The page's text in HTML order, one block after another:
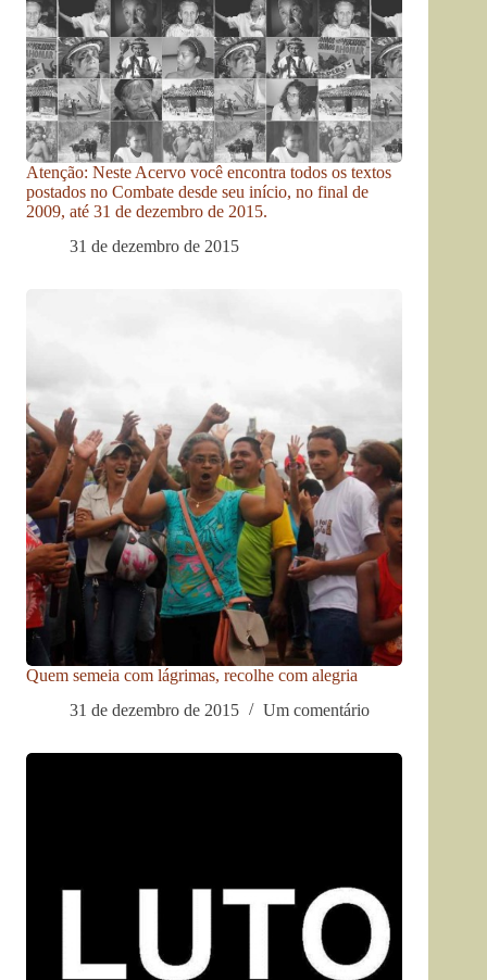
Atenção: Neste Acervo você encontra todos os textos
postados no Combate desde seu início, no final de
2009, até 31 de dezembro de 2015.
31 de dezembro de 2015
Quem semeia com lágrimas, recolhe com alegria
31 de dezembro de 2015
Um comentário